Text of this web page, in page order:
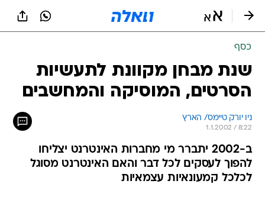
כסף
שנת מבחן מקוונת לתעשיות
הסרטים, המוסיקה והמחשבים
ניו יורק טיימס/ הארץ
1.1.2002 / 8:22
ב-2002 יתברר מי מחברות האינטרנט יצליחו
להפוך לעסקים לכל דבר והאם האינטרנט מסוגל
לכלכל קמעונאיות עצמאיות